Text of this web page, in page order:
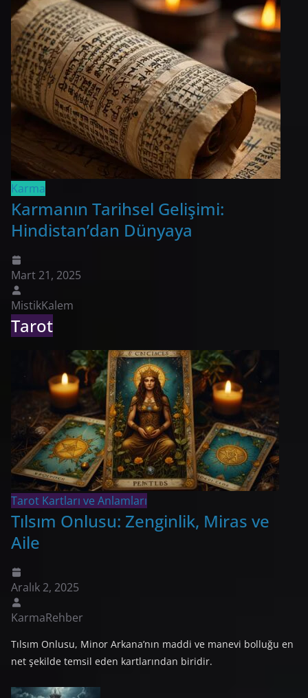
Karma
Karmanın Tarihsel Gelişimi:
Hindistan’dan Dünyaya
Mart 21, 2025
MistikKalem
Tarot
Tarot Kartları ve Anlamları
Tılsım Onlusu: Zenginlik, Miras ve
Aile
Aralık 2, 2025
KarmaRehber
​Tılsım Onlusu, Minor Arkana’nın maddi ve manevi bolluğu en
net şekilde temsil eden kartlarından biridir.